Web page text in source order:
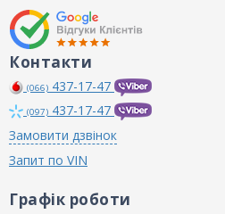
Контакти
(066) 437-17-47
(097) 437-17-47
Замовити дзвінок
Запит по VIN
Графік роботи